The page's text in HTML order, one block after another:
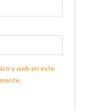
y web en este